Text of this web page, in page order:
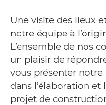
Une visite des lieux
notre équipe à
L’ensemble de nos
un plaisir de
vous présenter
dans l’élaboration
projet de